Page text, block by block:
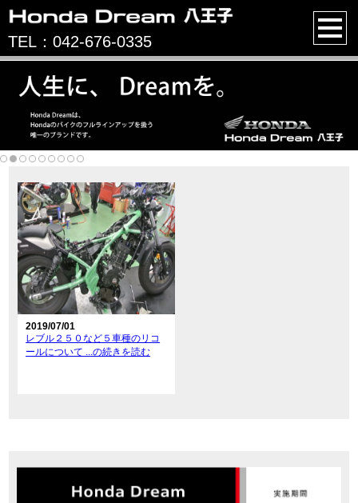
TEL：042-676-0335
2019/07/01
レブル２５０など５車種のリコ
ールについて ...の続きを読む